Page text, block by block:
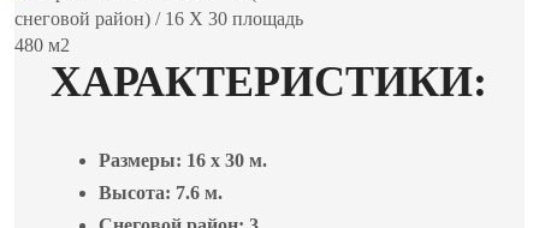
ХАРАКТЕРИСТИКИ:
Размеры: 16 x 30 м.
Высота: 7.6 м.